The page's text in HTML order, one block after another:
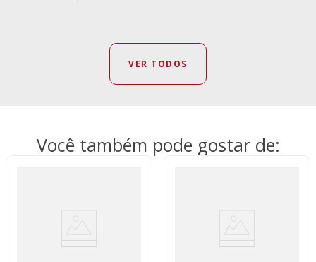
VER TODOS
Você também pode gostar de: